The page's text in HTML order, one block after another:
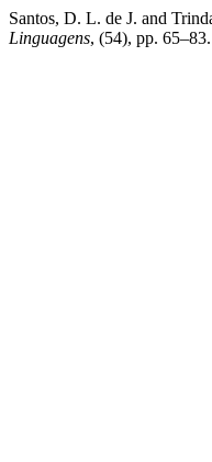
Santos, D. L. de J. and
Linguagens, (54), pp.